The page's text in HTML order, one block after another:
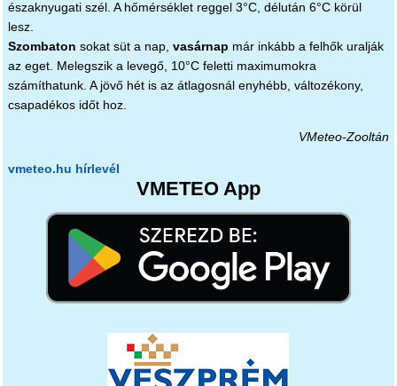
északnyugati szél. A hőmérséklet reggel 3°C, délután 6°C körül
lesz.
Szombaton sokat süt a nap, vasárnap már inkább a felhők uralják
az eget. Melegszik a levegő, 10°C feletti maximumokra
számíthatunk. A jövő hét is az átlagosnál enyhébb, változékony,
csapadékos időt hoz.
VMeteo-Zooltán
vmeteo.hu hírlevél
VMETEO App